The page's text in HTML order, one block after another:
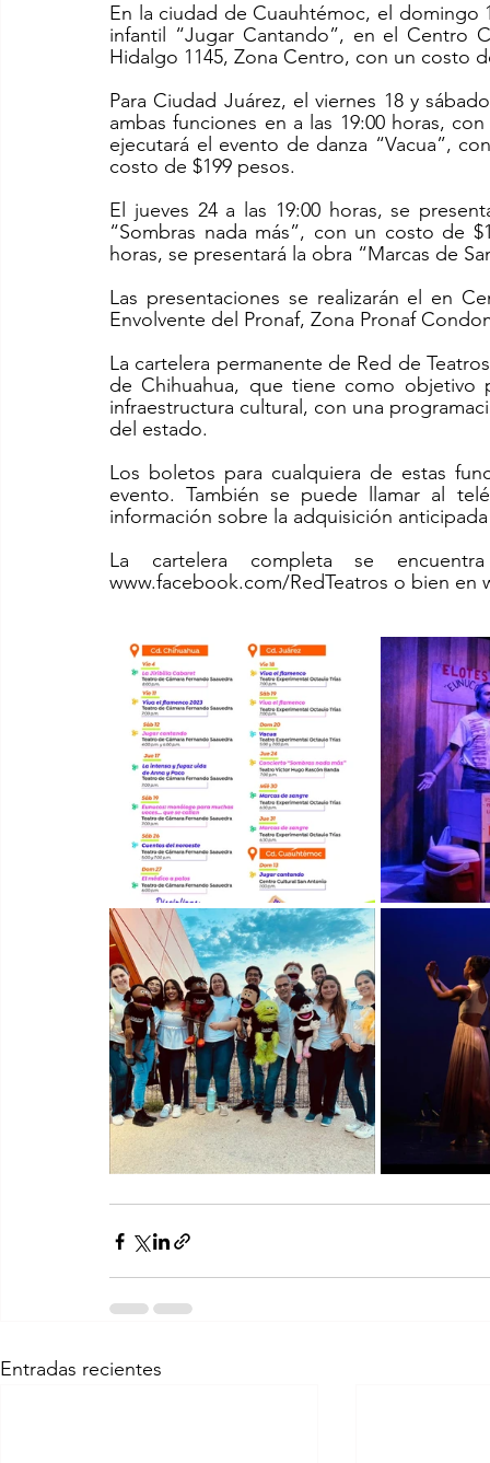
En la ciudad de Cuauhtémoc, el domingo
infantil “Jugar Cantando”, en el Centro
Hidalgo 1145, Zona Centro, con un costo
Para Ciudad Juárez, el viernes 18 y
ambas funciones en a las 19:00 horas,
ejecutará el evento de danza “Vacua”,
costo de $199 pesos.
El jueves 24 a las 19:00 horas, se
“Sombras nada más”, con un costo de
horas, se presentará la obra “Marcas de
Las presentaciones se realizarán el en
Envolvente del Pronaf, Zona Pronaf
La cartelera permanente de Red de
de Chihuahua, que tiene como objetivo
infraestructura cultural, con una
del estado.
Los boletos para cualquiera de estas
evento. También se puede llamar al
información sobre la adquisición
La cartelera completa se
www.facebook.com/RedTeatros o bien en
Entradas recientes